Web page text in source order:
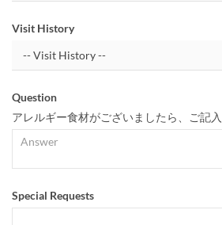
Visit History
Question
アレルギー食材がございましたら、ご記入
Special Requests